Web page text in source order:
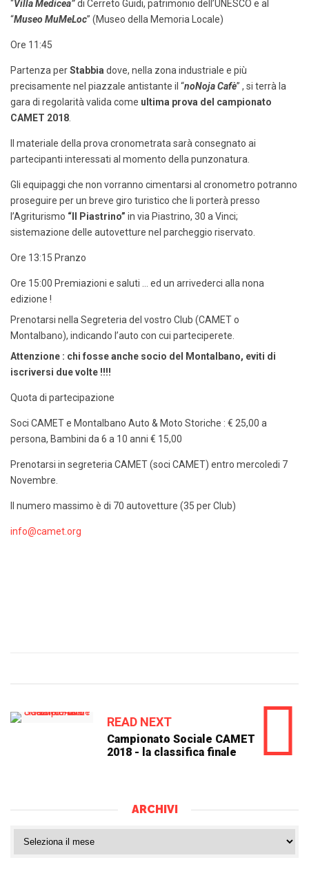
“Villa Medicea”di Cerreto Guidi, patrimonio dell’UNESCO e al
“Museo MuMeLoc” (Museo della Memoria Locale)
Ore 11:45
Partenza perStabbia dove, nella zona industriale e più
precisamente nel piazzale antistante il “noNoja Cafè” , si terrà la
gara di regolarità valida come ultima prova del campionato
CAMET 2018
Il materiale della prova cronometrata sarà consegnato ai
partecipanti interessati al momento della punzonatura.
Gli equipaggi che non vorranno cimentarsi al cronometro potranno
proseguire per un breve giro turistico che li porterà presso
l’Agriturismo “Il Piastrino” in via Piastrino, 30 a Vinci;
sistemazione delle autovetture nel parcheggio riservato.
Ore 13:15 Pranzo
Ore 15:00 Premiazioni e saluti … ed un arrivederci alla nona
edizione !
Prenotarsi nella Segreteria del vostro Club (CAMET o
Montalbano), indicando l’auto con cui parteciperete.
Attenzione : chi fosse anche socio del Montalbano, eviti di
iscriversi due volte !!!!
Quota di partecipazione
Soci CAMET e Montalbano Auto & Moto Storiche : € 25,00 a
persona, Bambini da 6 a 10 anni € 15,00
Prenotarsi in segreteria CAMET (soci CAMET) entro mercoledi 7
Novembre.
Il numero massimo è di 70 autovetture (35 per Club)
info@camet.org
READ NEXT
Campionato Sociale CAMET
2018 - la classifica finale
ARCHIVI